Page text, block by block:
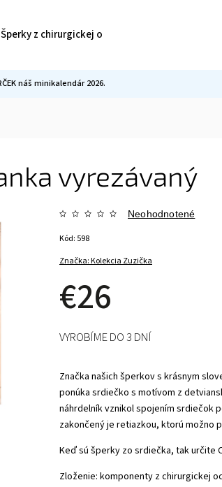
Šperky z chirurgickej ocele
náš minikalendár 2026.
vyrezávaný
Značka:Kolekcia Zuzička
Neohodnotené
€26
Kód: 598
Značka našich šperkov s krásnym
ponúka srdiečko s motívom z
náhrdelník vznikol spojením srdiečok
zakončený je retiazkou, ktorú možno
Keď sú šperky zo srdiečka, tak určite
Zloženie: komponenty z chirurgickej
VYROBÍME DO 3 DNÍ